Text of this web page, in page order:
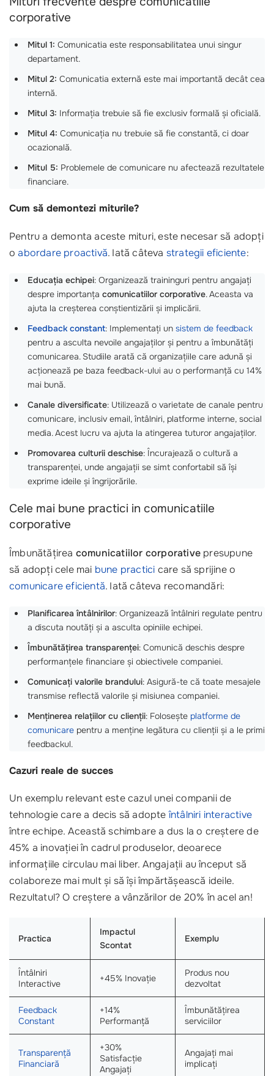
corporative
Mitul 1: Comunicatia este responsabilitatea unui singur
departament.
Mitul 2: Comunicatia externă este mai importantă decât cea
internă.
Mitul 3: Informația trebuie să fie exclusiv formală și oficială.
Mitul 4: Comunicația nu trebuie să fie constantă, ci doar
ocazională.
Mitul 5: Problemele de comunicare nu afectează rezultatele
financiare.
Cum să demontezi miturile?
Pentru a demonta aceste mituri, este necesar să adopți
oabordare proactivă. Iată câteva strategii eficiente:
Educația echipei: Organizează traininguri pentru angajați
despre importanța comunicatiilor corporative. Aceasta va
ajuta la creșterea conștientizării și implicării.
Feedback constant: Implementați un sistem de feedback
pentru a asculta nevoile angajaților și pentru a îmbunătăți
comunicarea. Studiile arată că organizațiile care adună și
acționează pe baza feedback-ului au o performanță cu 14%
mai bună.
Canale diversificate: Utilizează o varietate de canale pentru
comunicare, inclusiv email, întâlniri, platforme interne, social
media. Acest lucru va ajuta la atingerea tuturor angajaților.
Promovarea culturii deschise: Încurajează o cultură a
transparenței, unde angajații se simt confortabil să își
exprime ideile și îngrijorările.
Cele mai bune practici in comunicatiile
corporative
Îmbunătățirea comunicatiilor corporative presupune
să adopți cele mai bune practici care să sprijine o
comunicare eficientă. Iată câteva recomandări:
Planificarea întâlnirilor: Organizează întâlniri regulate pentru
a discuta noutăți și a asculta opiniile echipei.
Îmbunătățirea transparenței: Comunică deschis despre
performanțele financiare și obiectivele companiei.
Comunicați valorile brandului: Asigură-te că toate mesajele
transmise reflectă valorile și misiunea companiei.
Menținerea relațiilor cu clienții: Folosește platforme de
comunicare pentru a menține legătura cu clienții și a le primi
feedbackul.
Cazuri reale de succes
Un exemplu relevant este cazul unei companii de
tehnologie care a decis să adopteîntâlniri interactive
între echipe. Această schimbare a dus la o creștere de
45% a inovației în cadrul produselor, deoarece
informațiile circulau mai liber. Angajații au început să
colaboreze mai mult și să își împărtășească ideile.
Rezultatul? O creștere a vânzărilor de 20% în acel an!
Practica
Impactul
Scontat
Exemplu
Întâlniri
Interactive
+45% Inovație
Produs nou
dezvoltat
Feedback
Constant
+14%
Performanță
Îmbunătățirea
serviciilor
Transparență
Financiară
+30%
Satisfacție
Angajați
Angajați mai
implicați